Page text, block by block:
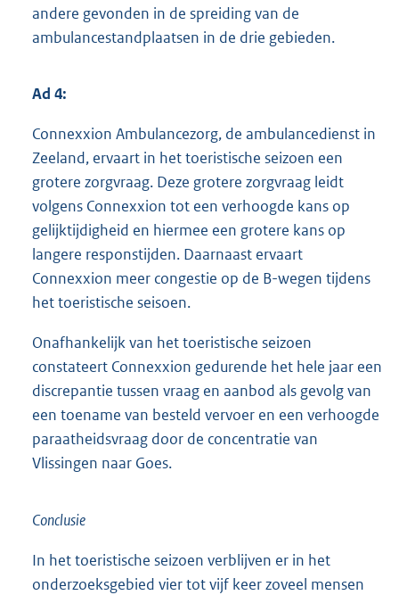
andere gevonden in de spreiding van de
ambulancestandplaatsen in de drie gebieden.
Ad 4:
Connexxion Ambulancezorg, de ambulancedienst in
Zeeland, ervaart in het toeristische seizoen een
grotere zorgvraag. Deze grotere zorgvraag leidt
volgens Connexxion tot een verhoogde kans op
gelijktijdigheid en hiermee een grotere kans op
langere responstijden. Daarnaast ervaart
Connexxion meer congestie op de B-wegen tijdens
het toeristische seisoen.
Onafhankelijk van het toeristische seizoen
constateert Connexxion gedurende het hele jaar een
discrepantie tussen vraag en aanbod als gevolg van
een toename van besteld vervoer en een verhoogde
paraatheidsvraag door de concentratie van
Vlissingen naar Goes.
Conclusie
In het toeristische seizoen verblijven er in het
onderzoeksgebied vier tot vijf keer zoveel mensen